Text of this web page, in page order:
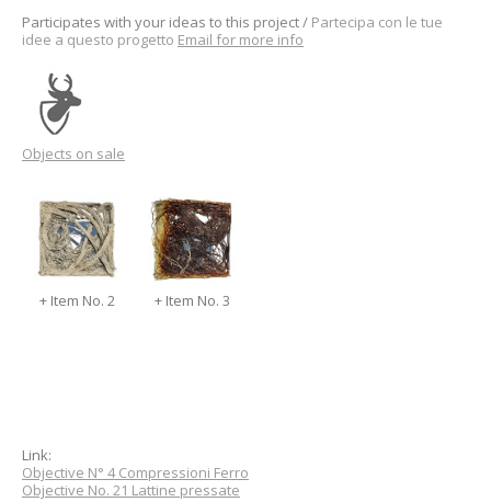
Participates with your ideas to this project / Partecipa con le tue
idee a questo progetto Email for more info
Objects on sale
+ Item No. 2 + Item No. 3
Link:
Objective N° 4 Compressioni Ferro
Objective No. 21 Lattine pressate